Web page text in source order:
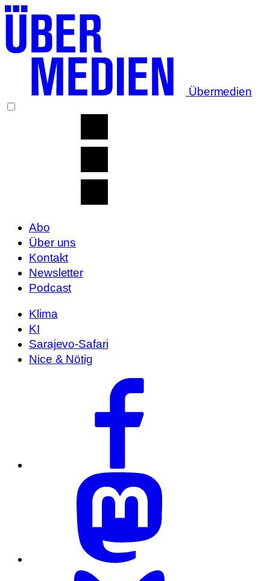
Übermedien
Abo
Über uns
Kontakt
Newsletter
Podcast
Klima
KI
Sarajevo-Safari
Nice & Nötig